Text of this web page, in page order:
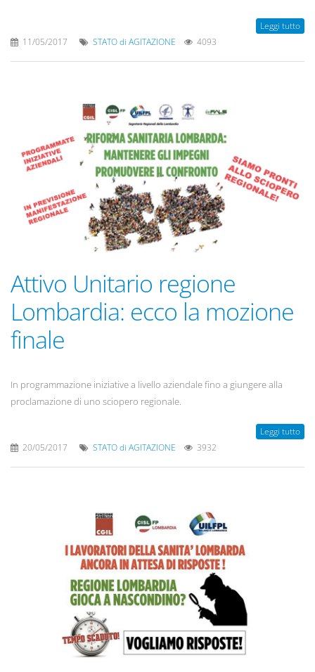
Leggi tutto
11/05/2017 STATO di AGITAZIONE 4093
Attivo Unitario regione
Lombardia: ecco la mozione
finale
In programmazione iniziative a livello aziendale fino a giungere alla
proclamazione di uno sciopero regionale.
Leggi tutto
20/05/2017 STATO di AGITAZIONE 3932